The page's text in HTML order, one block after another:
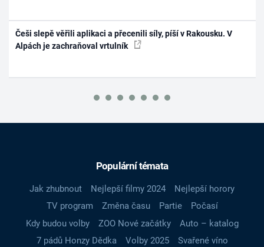
Češi slepě věřili aplikaci a přecenili síly, píší v Rakousku. V
Alpách je zachraňoval vrtulník
Populární témata
Jak zhubnout Nejlepší filmy 2024
Nejlepší horory
TV program
Změna času Partie
Počasí
Kdy budou volby
ZOO Nové začátky
Auto – katalog
7 pádů Honzy Dědka
Volby 2025
Svařené víno